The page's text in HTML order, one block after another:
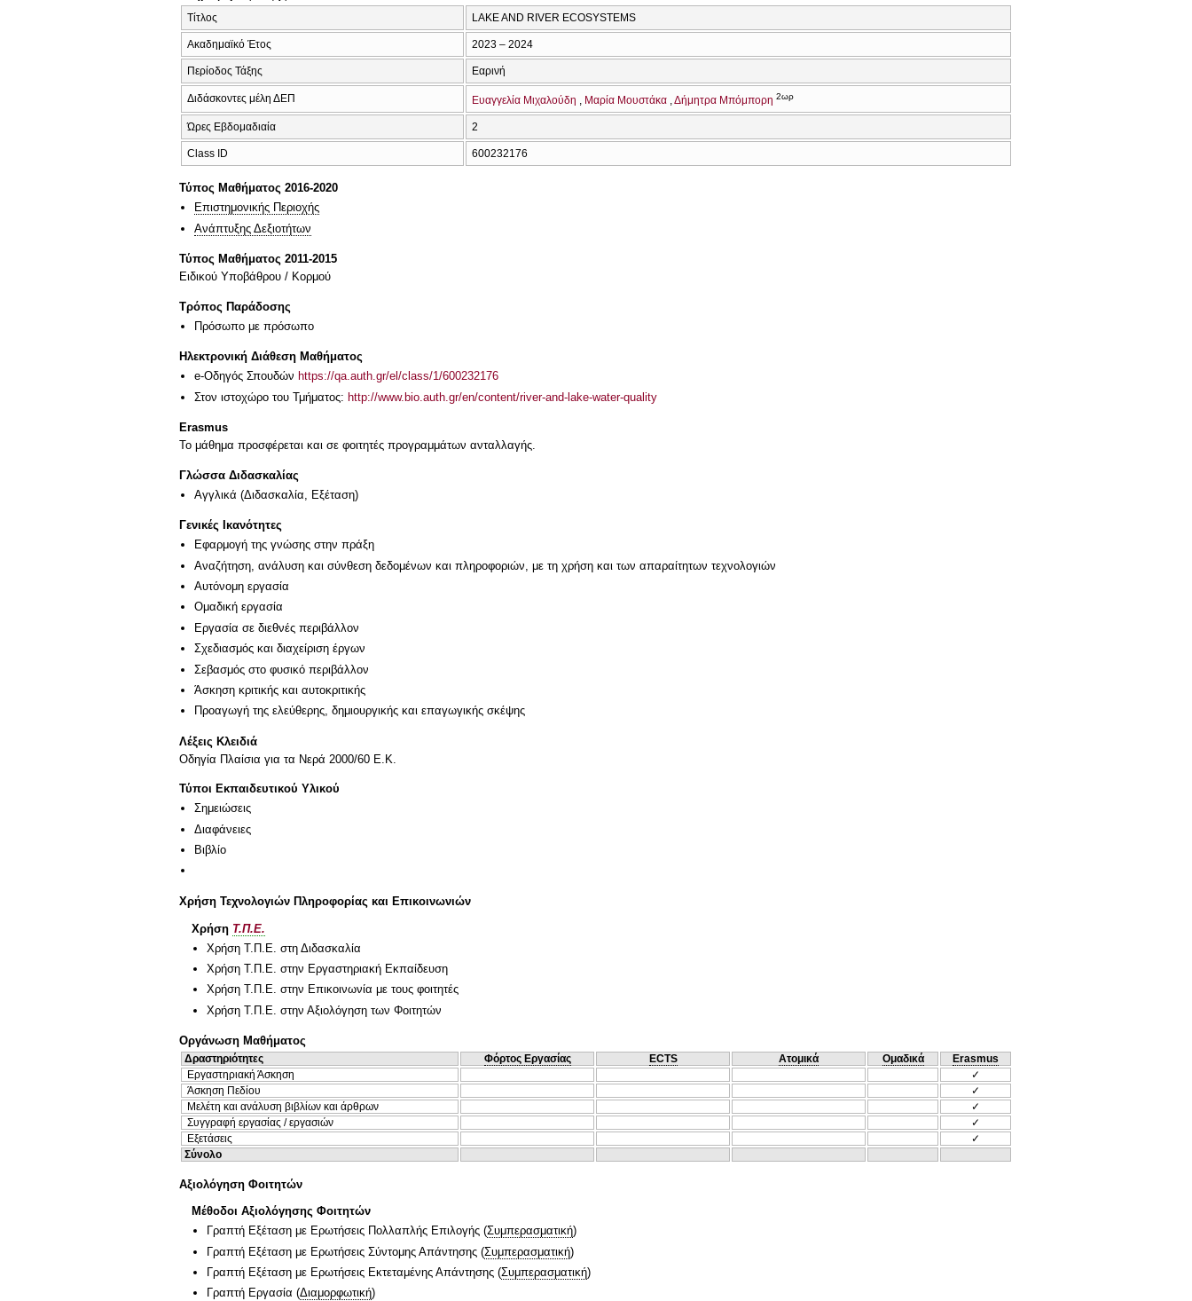
Τίτλος LAKE AND RIVER ECOSYSTEMS
Ακαδημαϊκό Έτος 2023 – 2024
Περίοδος Τάξης Εαρινή
Διδάσκοντες μέλη ΔΕΠ Ευαγγελία Μιχαλούδη Μαρία Μουστάκα Δήμητρα Μπόμπορη 2ωρ
Ώρες Εβδομαδιαία 2
Class ID 600232176
Τύπος Μαθήματος 2016-2020
Επιστημονικής Περιοχής
Ανάπτυξης Δεξιοτήτων
Τύπος Μαθήματος 2011-2015
Ειδικού Υποβάθρου / Κορμού
Τρόπος Παράδοσης
Πρόσωπο με πρόσωπο
Ηλεκτρονική Διάθεση Μαθήματος
e-Οδηγός Σπουδών https://qa.auth.gr/el/class/1/600232176
Στον ιστοχώρο του Τμήματος: http://www.bio.auth.gr/en/content/river-and-lake-water-quality
Erasmus
Το μάθημα προσφέρεται και σε φοιτητές προγραμμάτων ανταλλαγής.
Γλώσσα Διδασκαλίας
Αγγλικά (Διδασκαλία, Εξέταση)
Γενικές Ικανότητες
Εφαρμογή της γνώσης στην πράξη
Αναζήτηση, ανάλυση και σύνθεση δεδομένων και πληροφοριών, με τη χρήση και των απαραίτητων τεχνολογιών
Αυτόνομη εργασία
Ομαδική εργασία
Εργασία σε διεθνές περιβάλλον
Σχεδιασμός και διαχείριση έργων
Σεβασμός στο φυσικό περιβάλλον
Άσκηση κριτικής και αυτοκριτικής
Προαγωγή της ελεύθερης, δημιουργικής και επαγωγικής σκέψης
Λέξεις Κλειδιά
Οδηγία Πλαίσια για τα Νερά 2000/60 E.Κ.
Τύποι Εκπαιδευτικού Υλικού
Σημειώσεις
Διαφάνειες
Βιβλίο
Χρήση Τεχνολογιών Πληροφορίας και Επικοινωνιών
Χρήση Τ.Π.Ε.
Χρήση Τ.Π.Ε. στη Διδασκαλία
Χρήση Τ.Π.Ε. στην Εργαστηριακή Εκπαίδευση
Χρήση Τ.Π.Ε. στην Επικοινωνία με τους φοιτητές
Χρήση Τ.Π.Ε. στην Αξιολόγηση των Φοιτητών
Οργάνωση Μαθήματος
Δραστηριότητες Φόρτος Εργασίας ECTS Ατομικά Ομαδικά
Erasmus
Εργαστηριακή Άσκηση
✓
Άσκηση Πεδίου
✓
Μελέτη και ανάλυση βιβλίων και άρθρων
✓
Συγγραφή εργασίας / εργασιών
✓
Εξετάσεις
✓
Σύνολο
Αξιολόγηση Φοιτητών
Μέθοδοι Αξιολόγησης Φοιτητών
Γραπτή Εξέταση με Ερωτήσεις Πολλαπλής Επιλογής (Συμπερασματική)
Γραπτή Εξέταση με Ερωτήσεις Σύντομης Απάντησης (Συμπερασματική)
Γραπτή Εξέταση με Ερωτήσεις Εκτεταμένης Απάντησης (Συμπερασματική)
Γραπτή Εργασία (Διαμορφωτική)